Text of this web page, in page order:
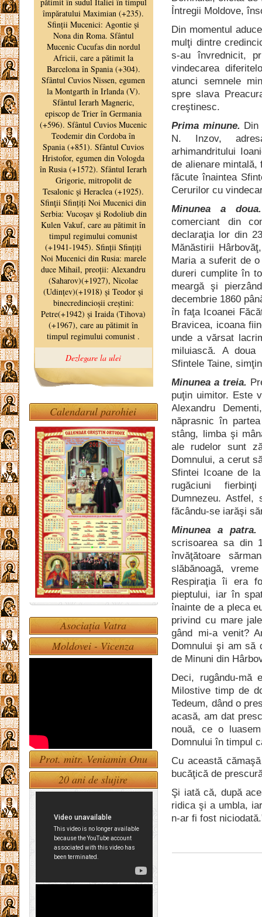
Întregii Moldove,
Din momentul
mulţi dintre
s-au învrednicit,
vindecarea
atunci semnele
spre slava
creştinesc.
Prima minune. Din
N. Inzov,
arhimandritului
de alienare
făcute înaintea
Cerurilor cu
Minunea a doua.
comerciant din
declaraţia lor din
Mănăstirii
Maria a suferit de
dureri cumplite în
meargă şi
decembrie 1860
în faţa Icoanei
Bravicea, icoana
unde a vărsat
miluiască. A
Sfintele Taine,
Minunea a treia.
puţin uimitor. Este
Alexandru
năprasnic în
stâng, limba şi
ale rudelor sunt
Domnului, a cerut
Sfintei Icoane de
rugăciuni
Dumnezeu. Astfel,
făcându-se iarăşi
Minunea a patra.
scrisoarea sa din
învăţătoare
slăbănoagă,
Respiraţia îi era
pieptului, iar în
înainte de a pleca
privind cu mare
gând mi-a venit?
Domnului şi am să
de Minuni din
Deci, rugându-mă
Milostive timp de
Tedeum, dând o
acasă, am dat
nouă, ce o
Domnului în timpul
Cu această
bucăţică de
Şi iată că, după
ridica şi a umbla,
n-ar fi fost
Calendarul parohiei
Asociația Vatra
Moldovei - Vicenza
Prot. mitr. Veniamin Onu
20 ani de slujire